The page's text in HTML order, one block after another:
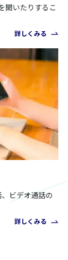
聞いたりするこ
詳しくみる
ビデオ通話の
詳しくみる